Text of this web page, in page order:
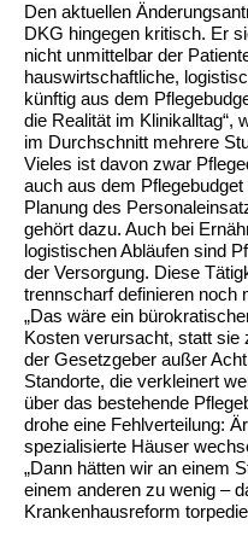
Den aktuellen
DKG hingegen kritisch. Er
nicht unmittelbar der
hauswirtschaftliche,
künftig aus dem
die Realität im Klinikalltag“,
im Durchschnitt mehrere
Vieles ist davon zwar
auch aus dem
Planung des
gehört dazu. Auch bei
logistischen Abläufen sind
der Versorgung. Diese
trennscharf definieren noch
„Das wäre ein
Kosten verursacht, statt sie
der Gesetzgeber außer
Standorte, die verkleinert
über das bestehende
drohe eine Fehlverteilung:
spezialisierte Häuser
„Dann hätten wir an einem
einem anderen zu wenig –
Krankenhausreform